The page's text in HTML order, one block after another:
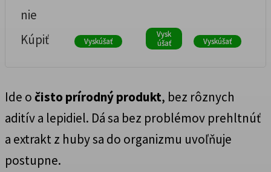
nie
Kúpiť
Vyskúšať
Vysk
úšať
Vyskúšať
Ide očisto prírodný produkt, bez rôznych
aditív a lepidiel. Dá sa bez problémov prehltnúť
a extrakt z huby sa do organizmu uvoľňuje
postupne.